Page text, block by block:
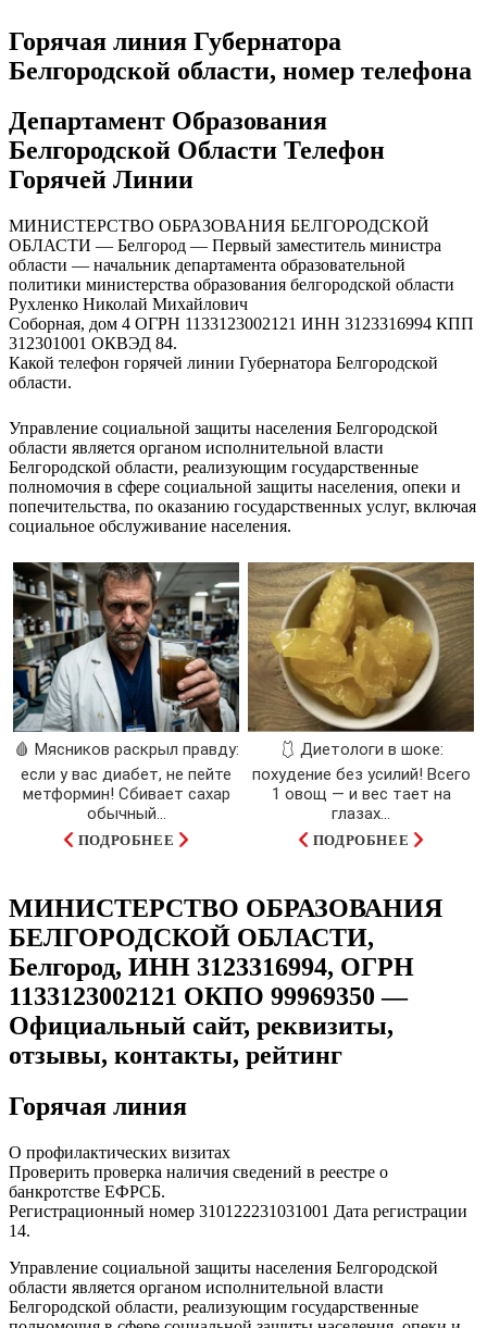
Горячая линия Губернатора
Белгородской области, номер телефона
Департамент Образования
Белгородской Области Телефон
Горячей Линии
МИНИСТЕРСТВО ОБРАЗОВАНИЯ БЕЛГОРОДСКОЙ
ОБЛАСТИ — Белгород — Первый заместитель министра
области — начальник департамента образовательной
политики министерства образования белгородской области
Рухленко Николай Михайлович
Соборная, дом 4 ОГРН 1133123002121 ИНН 3123316994 КПП
312301001 ОКВЭД 84.
Какой телефон горячей линии Губернатора Белгородской
области.
Управление социальной защиты населения Белгородской
области является органом исполнительной власти
Белгородской области, реализующим государственные
полномочия в сфере социальной защиты населения, опеки и
попечительства, по оказанию государственных услуг, включая
социальное обслуживание населения.
🩸 Мясников раскрыл правду:
если у вас диабет, не пейте
метформин! Сбивает сахар
обычный...
ПОДРОБНЕЕ
🩱 Диетологи в шоке:
похудение без усилий! Всего
1 овощ — и вес тает на
глазах…
ПОДРОБНЕЕ
МИНИСТЕРСТВО ОБРАЗОВАНИЯ
БЕЛГОРОДСКОЙ ОБЛАСТИ,
Белгород, ИНН 3123316994, ОГРН
1133123002121 ОКПО 99969350 —
Официальный сайт, реквизиты,
отзывы, контакты, рейтинг
Горячая линия
О профилактических визитах
Проверить проверка наличия сведений в реестре о
банкротстве ЕФРСБ.
Регистрационный номер 310122231031001 Дата регистрации
14.
Управление социальной защиты населения Белгородской
области является органом исполнительной власти
Белгородской области, реализующим государственные